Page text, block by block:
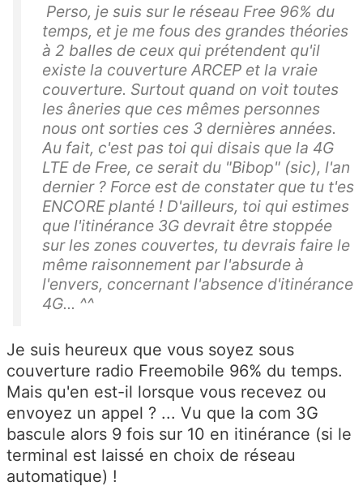
Perso, je suis sur le réseau Free 96% du
temps, et je me fous des grandes théories
à 2 balles de ceux qui prétendent qu'il
existe la couverture ARCEP et la vraie
couverture. Surtout quand on voit toutes
les âneries que ces mêmes personnes
nous ont sorties ces 3 dernières années.
Au fait, c'est pas toi qui disais que la 4G
LTE de Free, ce serait du "Bibop" (sic), l'an
dernier ? Force est de constater que tu t'es
ENCORE planté ! D'ailleurs, toi qui estimes
que l'itinérance 3G devrait être stoppée
sur les zones couvertes, tu devrais faire le
même raisonnement par l'absurde à
l'envers, concernant l'absence d'itinérance
4G... ^^
Je suis heureux que vous soyez sous
couverture radio Freemobile 96% du temps.
Mais qu'en est-il lorsque vous recevez ou
envoyez un appel ? ... Vu que la com 3G
bascule alors 9 fois sur 10 en itinérance (si le
terminal est laissé en choix de réseau
automatique) !